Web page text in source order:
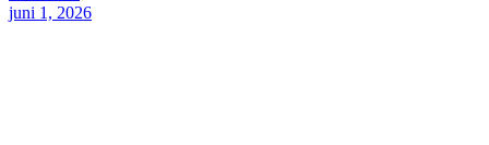
juni 1, 2026